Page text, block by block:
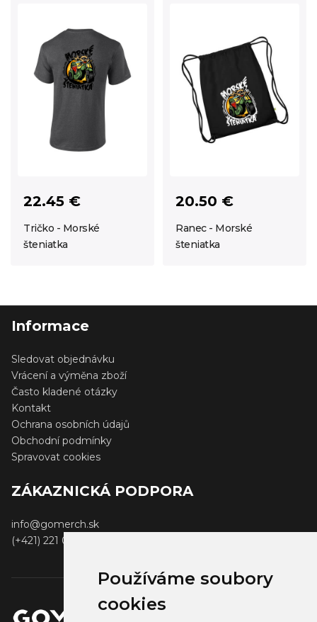
Používáme soubory
cookies
22.45 €
Tričko - Morské
šteniatka
20.50 €
Ranec - Morské
šteniatka
Informace
Sledovat objednávku
Vrácení a výměna zboží
Často kladené otázky
Kontakt
Ochrana osobních údajů
Obchodní podmínky
Spravovat cookies
ZÁKAZNICKÁ PODPORA
info@gomerch.sk
(+421) 221 001 000